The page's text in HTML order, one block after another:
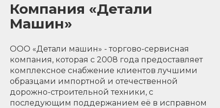
Компания «Детали
Машин»
ООО «Детали машин» - торгово-сервисная
компания, которая с 2008 года предоставляет
комплексное снабжение клиентов лучшими
образцами импортной и отечественной
дорожно-строительной техники, с
последующим поддержанием её в исправном